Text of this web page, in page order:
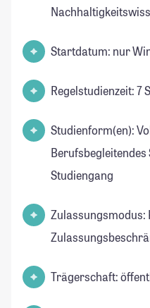
Startdatum: nur
Regelstudienzeit: 7
Studienform(en):
Studiengang
Zulassungsmodus:
Trägerschaft: